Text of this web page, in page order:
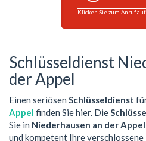
Klicken Sie zum Anruf
Schlüsseldienst
der Appel
Einen seriösen Schlüsseldienst
Appel finden Sie hier. Die
Sie in Niederhausen an der Appel
und kompetent Ihre verschlossene